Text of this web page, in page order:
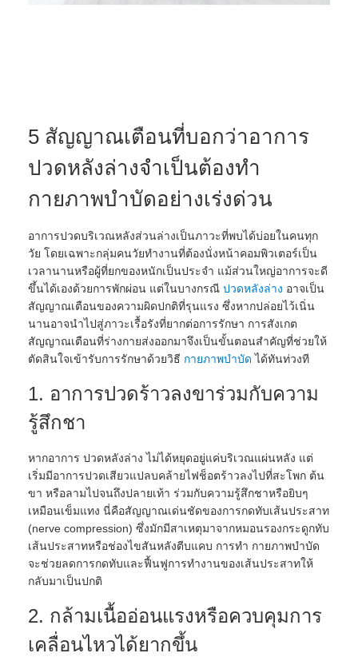
5 สัญญาณเตือนที่บอกว่าอาการ
ปวดหลังล่างจำเป็นต้องทำ
กายภาพบำบัดอย่างเร่งด่วน
อาการปวดบริเวณหลังส่วนล่างเป็นภาวะที่พบได้บ่อยในคนทุก
วัย โดยเฉพาะกลุ่มคนวัยทำงานที่ต้องนั่งหน้าคอมพิวเตอร์เป็น
เวลานานหรือผู้ที่ยกของหนักเป็นประจำ แม้ส่วนใหญ่อาการจะดี
ขึ้นได้เองด้วยการพักผ่อน แต่ในบางกรณี ปวดหลังล่าง อาจเป็น
สัญญาณเตือนของความผิดปกติที่รุนแรง ซึ่งหากปล่อยไว้เนิ่น
นานอาจนำไปสู่ภาวะเรื้อรังที่ยากต่อการรักษา การสังเกต
สัญญาณเตือนที่ร่างกายส่งออกมาจึงเป็นขั้นตอนสำคัญที่ช่วยให้
ตัดสินใจเข้ารับการรักษาด้วยวิธี กายภาพบำบัด ได้ทันท่วงที
1. อาการปวดร้าวลงขาร่วมกับความ
รู้สึกชา
หากอาการ ปวดหลังล่าง ไม่ได้หยุดอยู่แค่บริเวณแผ่นหลัง แต่
เริ่มมีอาการปวดเสียวแปลบคล้ายไฟช็อตร้าวลงไปที่สะโพก ต้น
ขา หรือลามไปจนถึงปลายเท้า ร่วมกับความรู้สึกชาหรือยิบๆ
เหมือนเข็มแทง นี่คือสัญญาณเด่นชัดของการกดทับเส้นประสาท
(nerve compression) ซึ่งมักมีสาเหตุมาจากหมอนรองกระดูกทับ
เส้นประสาทหรือช่องไขสันหลังตีบแคบ การทำ กายภาพบำบัด
จะช่วยลดการกดทับและฟื้นฟูการทำงานของเส้นประสาทให้
กลับมาเป็นปกติ
2. กล้ามเนื้ออ่อนแรงหรือควบคุมการ
เคลื่อนไหวได้ยากขึ้น